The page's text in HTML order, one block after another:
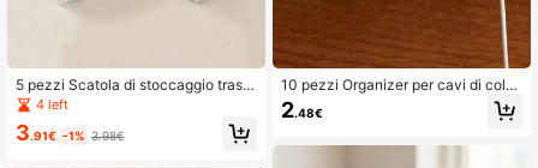
5 pezzi Scatola di stoccaggio trasp
arente piccola con coperchio a cer
niera per forniture scolastiche
4 left
3.91€ -1% 3.98€
10 pezzi Organizer per cavi di color
e solido, semplice supporto multifun
zione per cavi per ufficio, ritorno a s
2.48€